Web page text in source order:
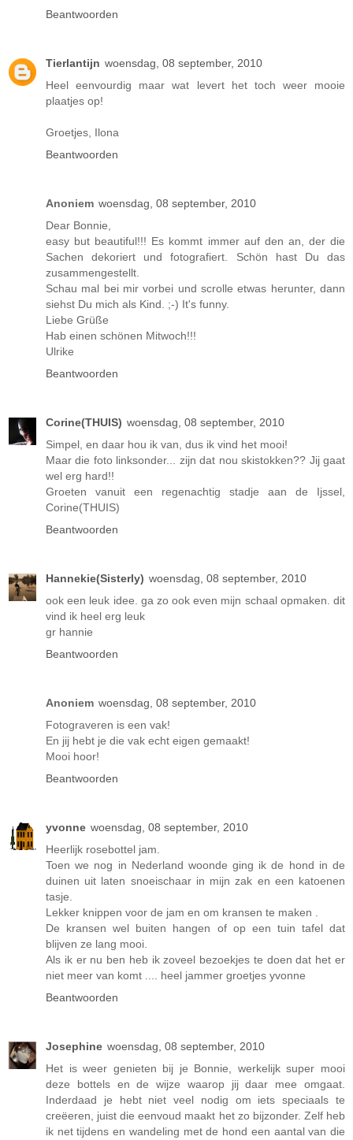
Beantwoorden
Tierlantijn woensdag, 08 september, 2010
Heel eenvourdig maar wat levert het toch weer mooie
plaatjes op!
Groetjes, Ilona
Beantwoorden
Anoniem woensdag, 08 september, 2010
Dear Bonnie,
easy but beautiful!!! Es kommt immer auf den an, der die
Sachen dekoriert und fotografiert. Schön hast Du das
zusammengestellt.
Schau mal bei mir vorbei und scrolle etwas herunter, dann
siehst Du mich als Kind. ;-) It's funny.
Liebe Grüße
Hab einen schönen Mitwoch!!!
Ulrike
Beantwoorden
Corine(THUIS) woensdag, 08 september, 2010
Simpel, en daar hou ik van, dus ik vind het mooi!
Maar die foto linksonder... zijn dat nou skistokken?? Jij gaat
wel erg hard!!
Groeten vanuit een regenachtig stadje aan de Ijssel,
Corine(THUIS)
Beantwoorden
Hannekie(Sisterly) woensdag, 08 september, 2010
ook een leuk idee. ga zo ook even mijn schaal opmaken. dit
vind ik heel erg leuk
gr hannie
Beantwoorden
Anoniem woensdag, 08 september, 2010
Fotograveren is een vak!
En jij hebt je die vak echt eigen gemaakt!
Mooi hoor!
Beantwoorden
yvonne woensdag, 08 september, 2010
Heerlijk rosebottel jam.
Toen we nog in Nederland woonde ging ik de hond in de
duinen uit laten snoeischaar in mijn zak en een katoenen
tasje.
Lekker knippen voor de jam en om kransen te maken .
De kransen wel buiten hangen of op een tuin tafel dat
blijven ze lang mooi.
Als ik er nu ben heb ik zoveel bezoekjes te doen dat het er
niet meer van komt .... heel jammer groetjes yvonne
Beantwoorden
Josephine woensdag, 08 september, 2010
Het is weer genieten bij je Bonnie, werkelijk super mooi
deze bottels en de wijze waarop jij daar mee omgaat.
Inderdaad je hebt niet veel nodig om iets speciaals te
creëeren, juist die eenvoud maakt het zo bijzonder. Zelf heb
ik net tijdens en wandeling met de hond een aantal van die